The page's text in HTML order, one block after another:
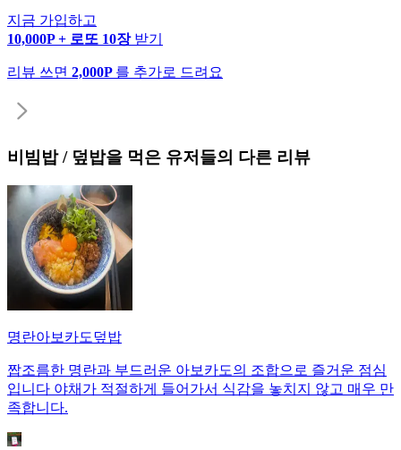
지금 가입하고
10,000P + 로또 10장 받기
리뷰 쓰면 2,000P 를 추가로 드려요
비빔밥 / 덮밥을 먹은 유저들의 다른 리뷰
명란아보카도덮밥
짭조름한 명란과 부드러운 아보카도의 조합으로 즐거운 점심
입니다 야채가 적절하게 들어가서 식감을 놓치지 않고 매우 만
족합니다.